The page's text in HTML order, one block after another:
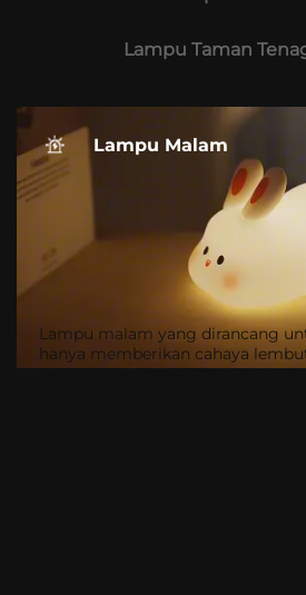
Lampu Taman
Lampu malam yang dirancang
hanya memberikan cahaya
hadir dalam bentuk dan warna
Lampu Malam